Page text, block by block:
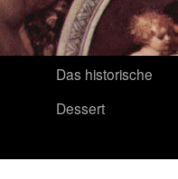
Das historische
Dessert